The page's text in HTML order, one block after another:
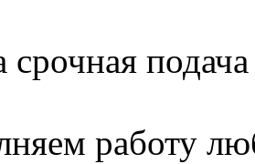
работу